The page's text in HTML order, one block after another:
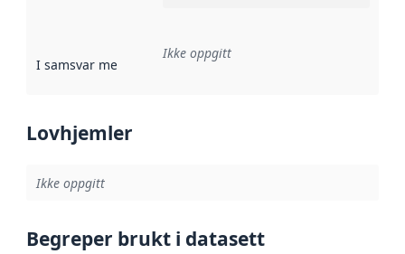
I samsvar med Referanse til en implementasjonsregel
Ikke oppgitt
Lovhjemler
Ikke oppgitt
Begreper brukt i datasett